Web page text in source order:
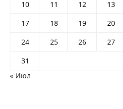
10
11 12 13
17
18 19 20
24
25 26 27
31
« Июл